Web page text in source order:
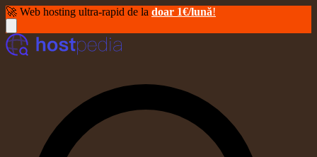
🚀 Web hosting ultra-rapid de la doar 1€/lună!